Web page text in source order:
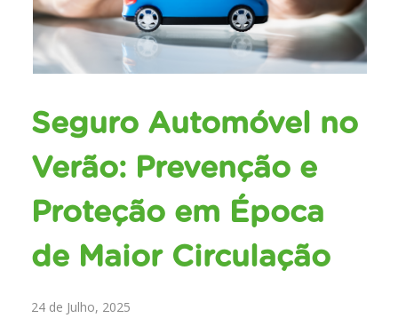
Seguro Automóvel no
Verão: Prevenção e
Proteção em Época
de Maior Circulação
24 de Julho, 2025